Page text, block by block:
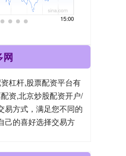
网
杠杆,股票配资平台有
资,北京炒股配资开户/
易方式，满足您不同的
己的喜好选择交易方